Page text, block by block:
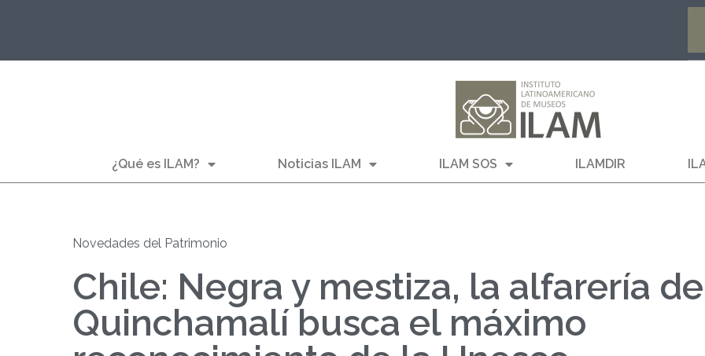
¿Qué es ILAM? Noticias ILAM ILAM SOS ILAMDIR
Novedades del Patrimonio
Chile: Negra y mestiza, la alfarería de
Quinchamalí busca el máximo